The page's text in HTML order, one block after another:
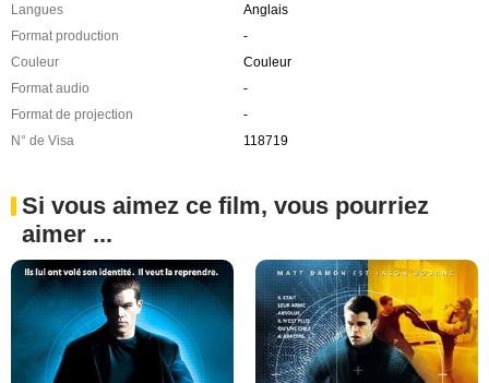
Langues
Anglais
Format production
-
Couleur
Couleur
Format audio
-
Format de projection
-
N° de Visa
118719
Si vous aimez ce film, vous pourriez
aimer ...